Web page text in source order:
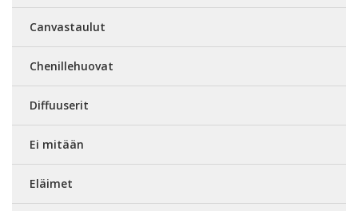
Canvastaulut
Chenillehuovat
Diffuuserit
Ei mitään
Eläimet